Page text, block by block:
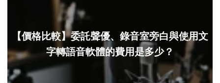
【價格比較】委託聲優、錄音室旁白與使用文
字轉語音軟體的費用是多少？